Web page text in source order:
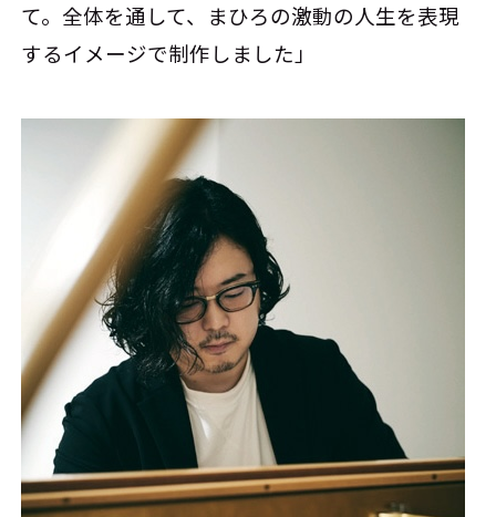
て。全体を通して、まひろの激動の人生を表現
するイメージで制作しました」